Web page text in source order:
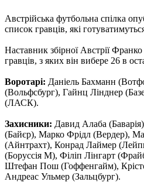
Австрійська футбольна спілка
список гравців, які
Наставник збірної Австрії
гравців, з яких він вибере 26 в
Воротарі: Даніель Бахманн
(Вольфсбург), Гайнц Лінднер
(ЛАСК).
Захисники: Давид Алаба
(Байєр), Марко Фрідл (Вердер),
(Айнтрахт), Конрад Лаймер
(Боруссія М), Філіп Лінгарт
Штефан Пош (Гоффенгайм),
Андреас Ульмер (Зальцбург).